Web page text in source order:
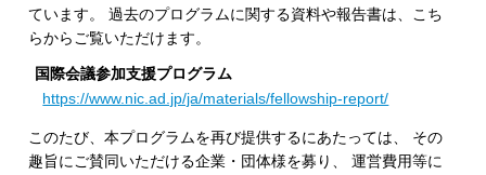
ています。 過去のプログラムに関する資料や報告書は、こち
らからご覧いただけます。
国際会議参加支援プログラム
https://www.nic.ad.jp/ja/materials/fellowship-report/
このたび、本プログラムを再び提供するにあたっては、 その
趣旨にご賛同いただける企業・団体様を募り、 運営費用等に